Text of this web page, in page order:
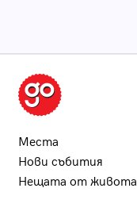
Места
Нови събития
Нещата от живота